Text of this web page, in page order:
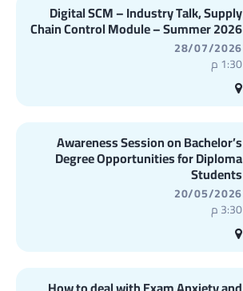
Digital SCM – Industry Talk, Supply
Chain Control Module – Summer 2026
28/07/2026
1:30 م
Awareness Session on Bachelor’s
Degree Opportunities for Diploma
Students
20/05/2026
3:30 م